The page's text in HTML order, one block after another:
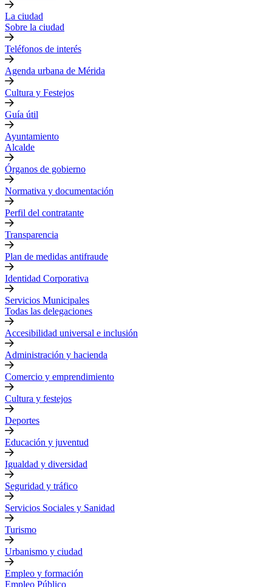
La ciudad
Sobre la ciudad
Teléfonos de interés
Agenda urbana de Mérida
Cultura y Festejos
Guía útil
Ayuntamiento
Alcalde
Órganos de gobierno
Normativa y documentación
Perfil del contratante
Transparencia
Plan de medidas antifraude
Identidad Corporativa
Servicios Municipales
Todas las delegaciones
Accesibilidad universal e inclusión
Administración y hacienda
Comercio y emprendimiento
Cultura y festejos
Deportes
Educación y juventud
Igualdad y diversidad
Seguridad y tráfico
Servicios Sociales y Sanidad
Turismo
Urbanismo y ciudad
Empleo y formación
Empleo Público